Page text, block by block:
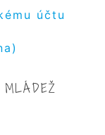
účtu
MLÁDEŽ